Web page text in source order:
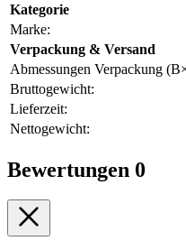
Kategorie
Marke:
Verpackung & Versand
Abmessungen Verpackung
Bruttogewicht:
Lieferzeit:
Nettogewicht:
Bewertungen 0